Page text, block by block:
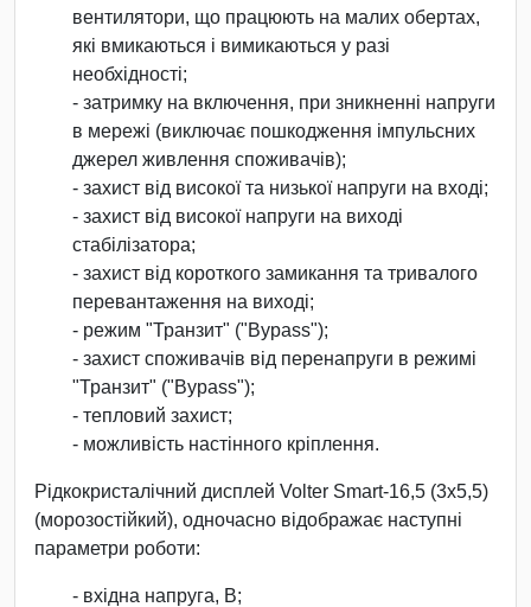
вентилятори, що працюють на малих обертах,
які вмикаються і вимикаються у разі
необхідності;
- затримку на включення, при зникненні напруги
в мережі (виключає пошкодження імпульсних
джерел живлення споживачів);
- захист від високої та низької напруги на вході;
- захист від високої напруги на виході
стабілізатора;
- захист від короткого замикання та тривалого
перевантаження на виході;
- режим "Транзит" ("Bypass");
- захист споживачів від перенапруги в режимі
"Транзит" ("Bypass");
- тепловий захист;
- можливість настінного кріплення.
Рідкокристалічний дисплей Volter Smart-16,5 (3х5,5)
(морозостійкий), одночасно відображає наступні
параметри роботи:
- вхідна напруга, В;